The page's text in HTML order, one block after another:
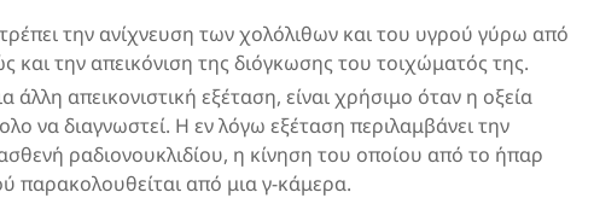
την ανίχνευση των χολόλιθων και του υγρού γύρω από
την απεικόνιση της διόγκωσης του τοιχώματός της.
άλλη απεικονιστική εξέταση, είναι χρήσιμο όταν η οξεία
να διαγνωστεί. Η εν λόγω εξέταση περιλαμβάνει την
ραδιονουκλιδίου, η κίνηση του οποίου από το ήπαρ
από μια γ-κάμερα.